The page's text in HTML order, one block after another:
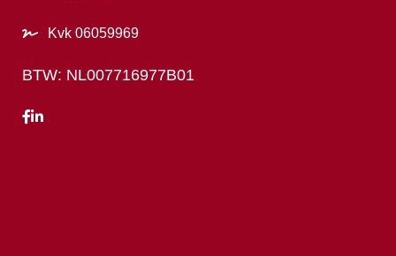
Kvk 06059969
BTW: NL007716977B01